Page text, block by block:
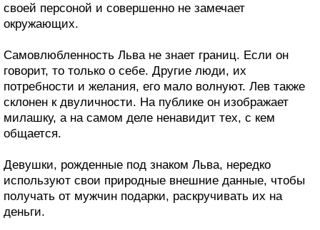
своей персоной и совершенно не замечает
окружающих.
Самовлюбленность Льва не знает границ. Если он
говорит, то только о себе. Другие люди, их
потребности и желания, его мало волнуют. Лев также
склонен к двуличности. На публике он изображает
милашку, а на самом деле ненавидит тех, с кем
общается.
Девушки, рожденные под знаком Льва, нередко
используют свои природные внешние данные, чтобы
получать от мужчин подарки, раскручивать их на
деньги.